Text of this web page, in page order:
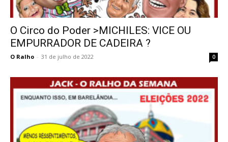
O Circo do Poder >MICHILES: VICE OU
EMPURRADOR DE CADEIRA ?
O Ralho - 31 de julho de 2022 0